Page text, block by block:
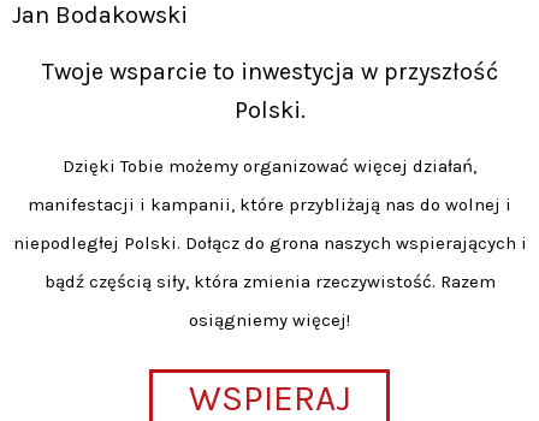
Jan Bodakowski
Twoje wsparcie to inwestycja w przyszłość
Polski.
Dzięki Tobie możemy organizować więcej działań,
manifestacji i kampanii, które przybliżają nas do wolnej i
niepodległej Polski. Dołącz do grona naszych wspierających i
bądź częścią siły, która zmienia rzeczywistość. Razem
osiągniemy więcej!
WSPIERAJ